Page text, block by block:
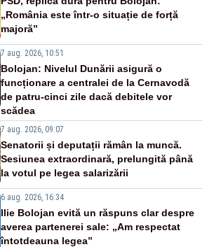
„România este într-o situație de forță
majoră”
7 aug. 2026, 10:51
Bolojan: Nivelul Dunării asigură o
funcționare a centralei de la Cernavodă
de patru-cinci zile dacă debitele vor
scădea
7 aug. 2026, 09:07
Senatorii și deputații rămân la muncă.
Sesiunea extraordinară, prelungită până
la votul pe legea salarizării
6 aug. 2026, 16:34
Ilie Bolojan evită un răspuns clar despre
averea partenerei sale: „Am respectat
întotdeauna legea”